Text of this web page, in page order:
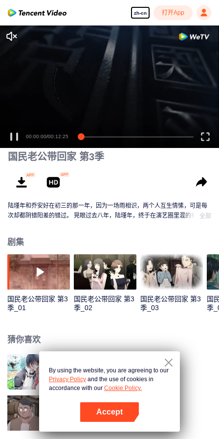
zh-cn 打开App
00:00:00/00:12:25
国民老公带回家 第3季
陆瑾年和乔安好在初三的那一年，因为一场雨相识，两个人互生情愫，可是每
次却都阴错阳差的错过。 晃眼过去八年，陆瑾年，终于在演艺圈里混的有了起
族企业，曾经互相暗恋的两个人，再次重逢，并开始扮演假未婚夫妻。两人的
关系却因之前的误会处于冰封状态。直到陆瑾年两人互相坦露心迹，重修旧
好。 两人的感情因一次又一次的误会和旁人的阻隔而生隙，直到最后乔安好知
道真相……
全部
剧集
国民老公带回家 第3
季_01
国民老公带回家 第3
季_02
国民老公带回家 第3
季_03
国
季
猜你喜欢
国民老公带回家 第1季
国民老公带回家 第4季
By using the website, you are agreeing to our
Privacy Policy and the use of cookies in
accordance with our Cookie Policy.
Accept